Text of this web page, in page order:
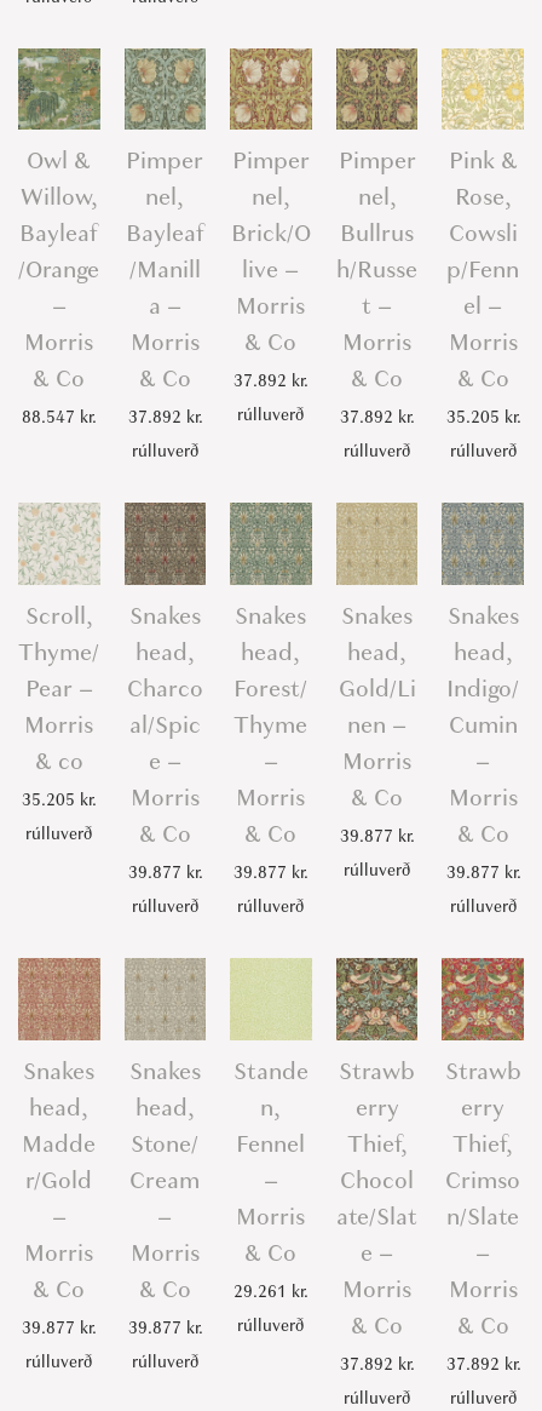
Owl &
Willow,
Bayleaf
/Orange
–
Morris
& Co
88.547 kr.
Pimper
nel,
Bayleaf
/Manill
a –
Morris
& Co
37.892 kr.
rúlluverð
Pimper
nel,
Brick/O
live –
Morris
& Co
37.892 kr.
rúlluverð
Pimper
nel,
Bullrus
h/Russe
t –
Morris
& Co
37.892 kr.
rúlluverð
Pink &
Rose,
Cowsli
p/Fenn
el –
Morris
& Co
35.205 kr.
rúlluverð
Scroll,
Thyme/
Pear –
Morris
& co
35.205 kr.
rúlluverð
Snakes
head,
Charco
al/Spic
e –
Morris
& Co
39.877 kr.
rúlluverð
Snakes
head,
Forest/
Thyme
–
Morris
& Co
39.877 kr.
rúlluverð
Snakes
head,
Gold/Li
nen –
Morris
& Co
39.877 kr.
rúlluverð
Snakes
head,
Indigo/
Cumin
–
Morris
& Co
39.877 kr.
rúlluverð
Snakes
head,
Madde
r/Gold
–
Morris
& Co
39.877 kr.
rúlluverð
Snakes
head,
Stone/
Cream
–
Morris
& Co
39.877 kr.
rúlluverð
Stande
n,
Fennel
–
Morris
& Co
29.261 kr.
rúlluverð
Strawb
erry
Thief,
Chocol
ate/Slat
e –
Morris
& Co
37.892 kr.
rúlluverð
Strawb
erry
Thief,
Crimso
n/Slate
–
Morris
& Co
37.892 kr.
rúlluverð